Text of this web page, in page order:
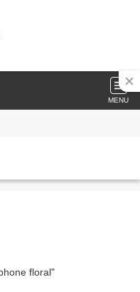
MENU